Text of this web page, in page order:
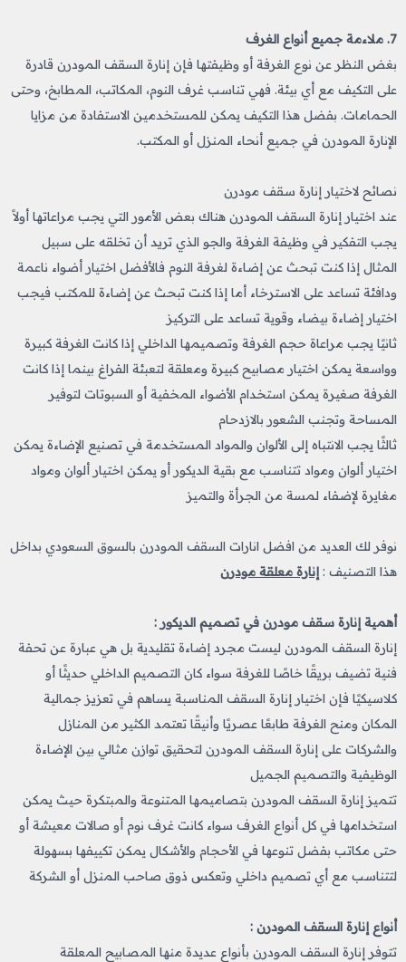
7. ملاءمة جميع أنواع الغرف
بغض النظر عن نوع الغرفة أو وظيفتها فإن إنارة السقف المودرن قادرة
على التكيف مع أي بيئة. فهي تناسب غرف النوم، المكاتب، المطابخ، وحتى
الحمامات. بفضل هذا التكيف يمكن للمستخدمين الاستفادة من مزايا
الإنارة المودرن في جميع أنحاء المنزل أو المكتب.
نصائح لاختيار إنارة سقف مودرن
عند اختيار إنارة السقف المودرن هناك بعض الأمور التي يجب مراعاتها أولاً
يجب التفكير في وظيفة الغرفة والجو الذي تريد أن تخلقه على سبيل
المثال إذا كنت تبحث عن إضاءة لغرفة النوم فالأفضل اختيار أضواء ناعمة
ودافئة تساعد على الاسترخاء أما إذا كنت تبحث عن إضاءة للمكتب فيجب
اختيار إضاءة بيضاء وقوية تساعد على التركيز
ثانيًا يجب مراعاة حجم الغرفة وتصميمها الداخلي إذا كانت الغرفة كبيرة
وواسعة يمكن اختيار مصابيح كبيرة ومعلقة لتعبئة الفراغ بينما إذا كانت
الغرفة صغيرة يمكن استخدام الأضواء المخفية أو السبوتات لتوفير
المساحة وتجنب الشعور بالازدحام
ثالثًا يجب الانتباه إلى الألوان والمواد المستخدمة في تصنيع الإضاءة يمكن
اختيار ألوان ومواد تتناسب مع بقية الديكور أو يمكن اختيار ألوان ومواد
مغايرة لإضفاء لمسة من الجرأة والتميز
نوفر لك العديد من افضل انارات السقف المودرن بالسوق السعودي بداخل
هذا التصنيف : إنارة معلقة مودرن
أهمية إنارة سقف مودرن في تصميم الديكور :
إنارة السقف المودرن ليست مجرد إضاءة تقليدية بل هي عبارة عن تحفة
فنية تضيف بريقًا خاصًا للغرفة سواء كان التصميم الداخلي حديثًا أو
كلاسيكيًا فإن اختيار إنارة السقف المناسبة يساهم في تعزيز جمالية
المكان ومنح الغرفة طابعًا عصريًا وأنيقًا تعتمد الكثير من المنازل
والشركات على إنارة السقف المودرن لتحقيق توازن مثالي بين الإضاءة
الوظيفية والتصميم الجميل
تتميز إنارة السقف المودرن بتصاميمها المتنوعة والمبتكرة حيث يمكن
استخدامها في كل أنواع الغرف سواء كانت غرف نوم أو صالات معيشة أو
حتى مكاتب بفضل تنوعها في الأحجام والأشكال يمكن تكييفها بسهولة
لتتناسب مع أي تصميم داخلي وتعكس ذوق صاحب المنزل أو الشركة
أنواع إنارة السقف المودرن :
تتوفر إنارة السقف المودرن بأنواع عديدة منها المصابيح المعلقة